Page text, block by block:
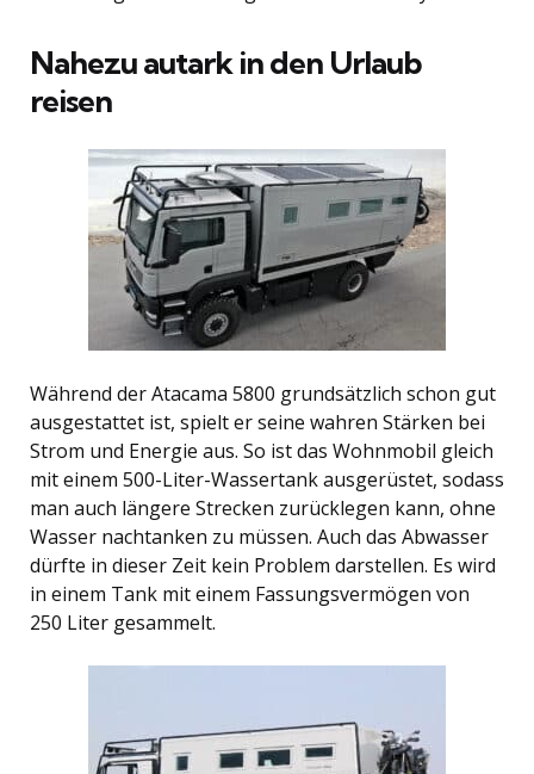
Nahezu autark in den Urlaub
reisen
Während der Atacama 5800 grundsätzlich schon gut
ausgestattet ist, spielt er seine wahren Stärken bei
Strom und Energie aus. So ist das Wohnmobil gleich
mit einem 500-Liter-Wassertank ausgerüstet, sodass
man auch längere Strecken zurücklegen kann, ohne
Wasser nachtanken zu müssen. Auch das Abwasser
dürfte in dieser Zeit kein Problem darstellen. Es wird
in einem Tank mit einem Fassungsvermögen von
250 Liter gesammelt.